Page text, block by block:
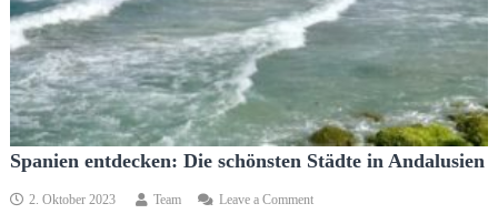
Spanien entdecken: Die schönsten Städte in Andalusien
2. Oktober 2023 Team Leave a Commenton